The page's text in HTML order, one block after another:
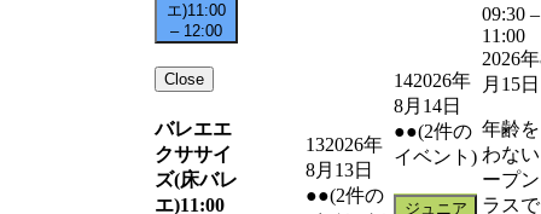
エ)11:00
– 12:00
Close
バレエエ
クササイ
ズ(床バレ
エ)11:00
132026年
8月13日
●●(2件の
142026年
8月14日
●●(2件の
イベント)
ジュニア
09:30 –
11:00
2026
月15日
年齢
わな
ープ
ラスで